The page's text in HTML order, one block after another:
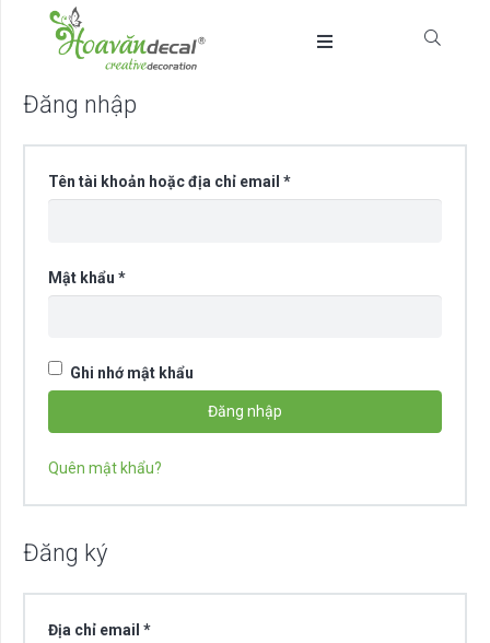
Đăng nhập
Tên tài khoản hoặc địa chỉ email *Bắt
Mật khẩu *Bắt
buộc
Ghi nhớ mật khẩu
Đăng nhập
Quên mật khẩu?
Đăng ký
Địa chỉ email *Bắt